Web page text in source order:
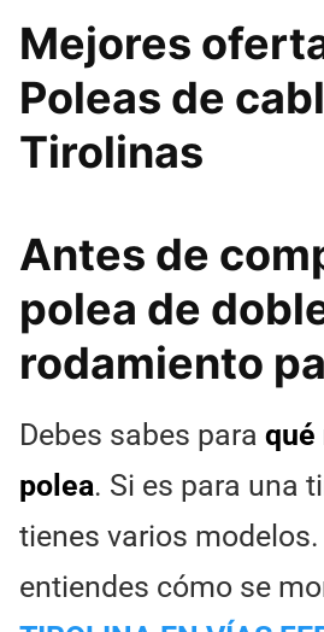
Mejores
Poleas de
Tirolinas
Antes de
polea de
rodamiento
Debes sabes para qué
polea. Si es para una
tienes varios
entiendes cómo se